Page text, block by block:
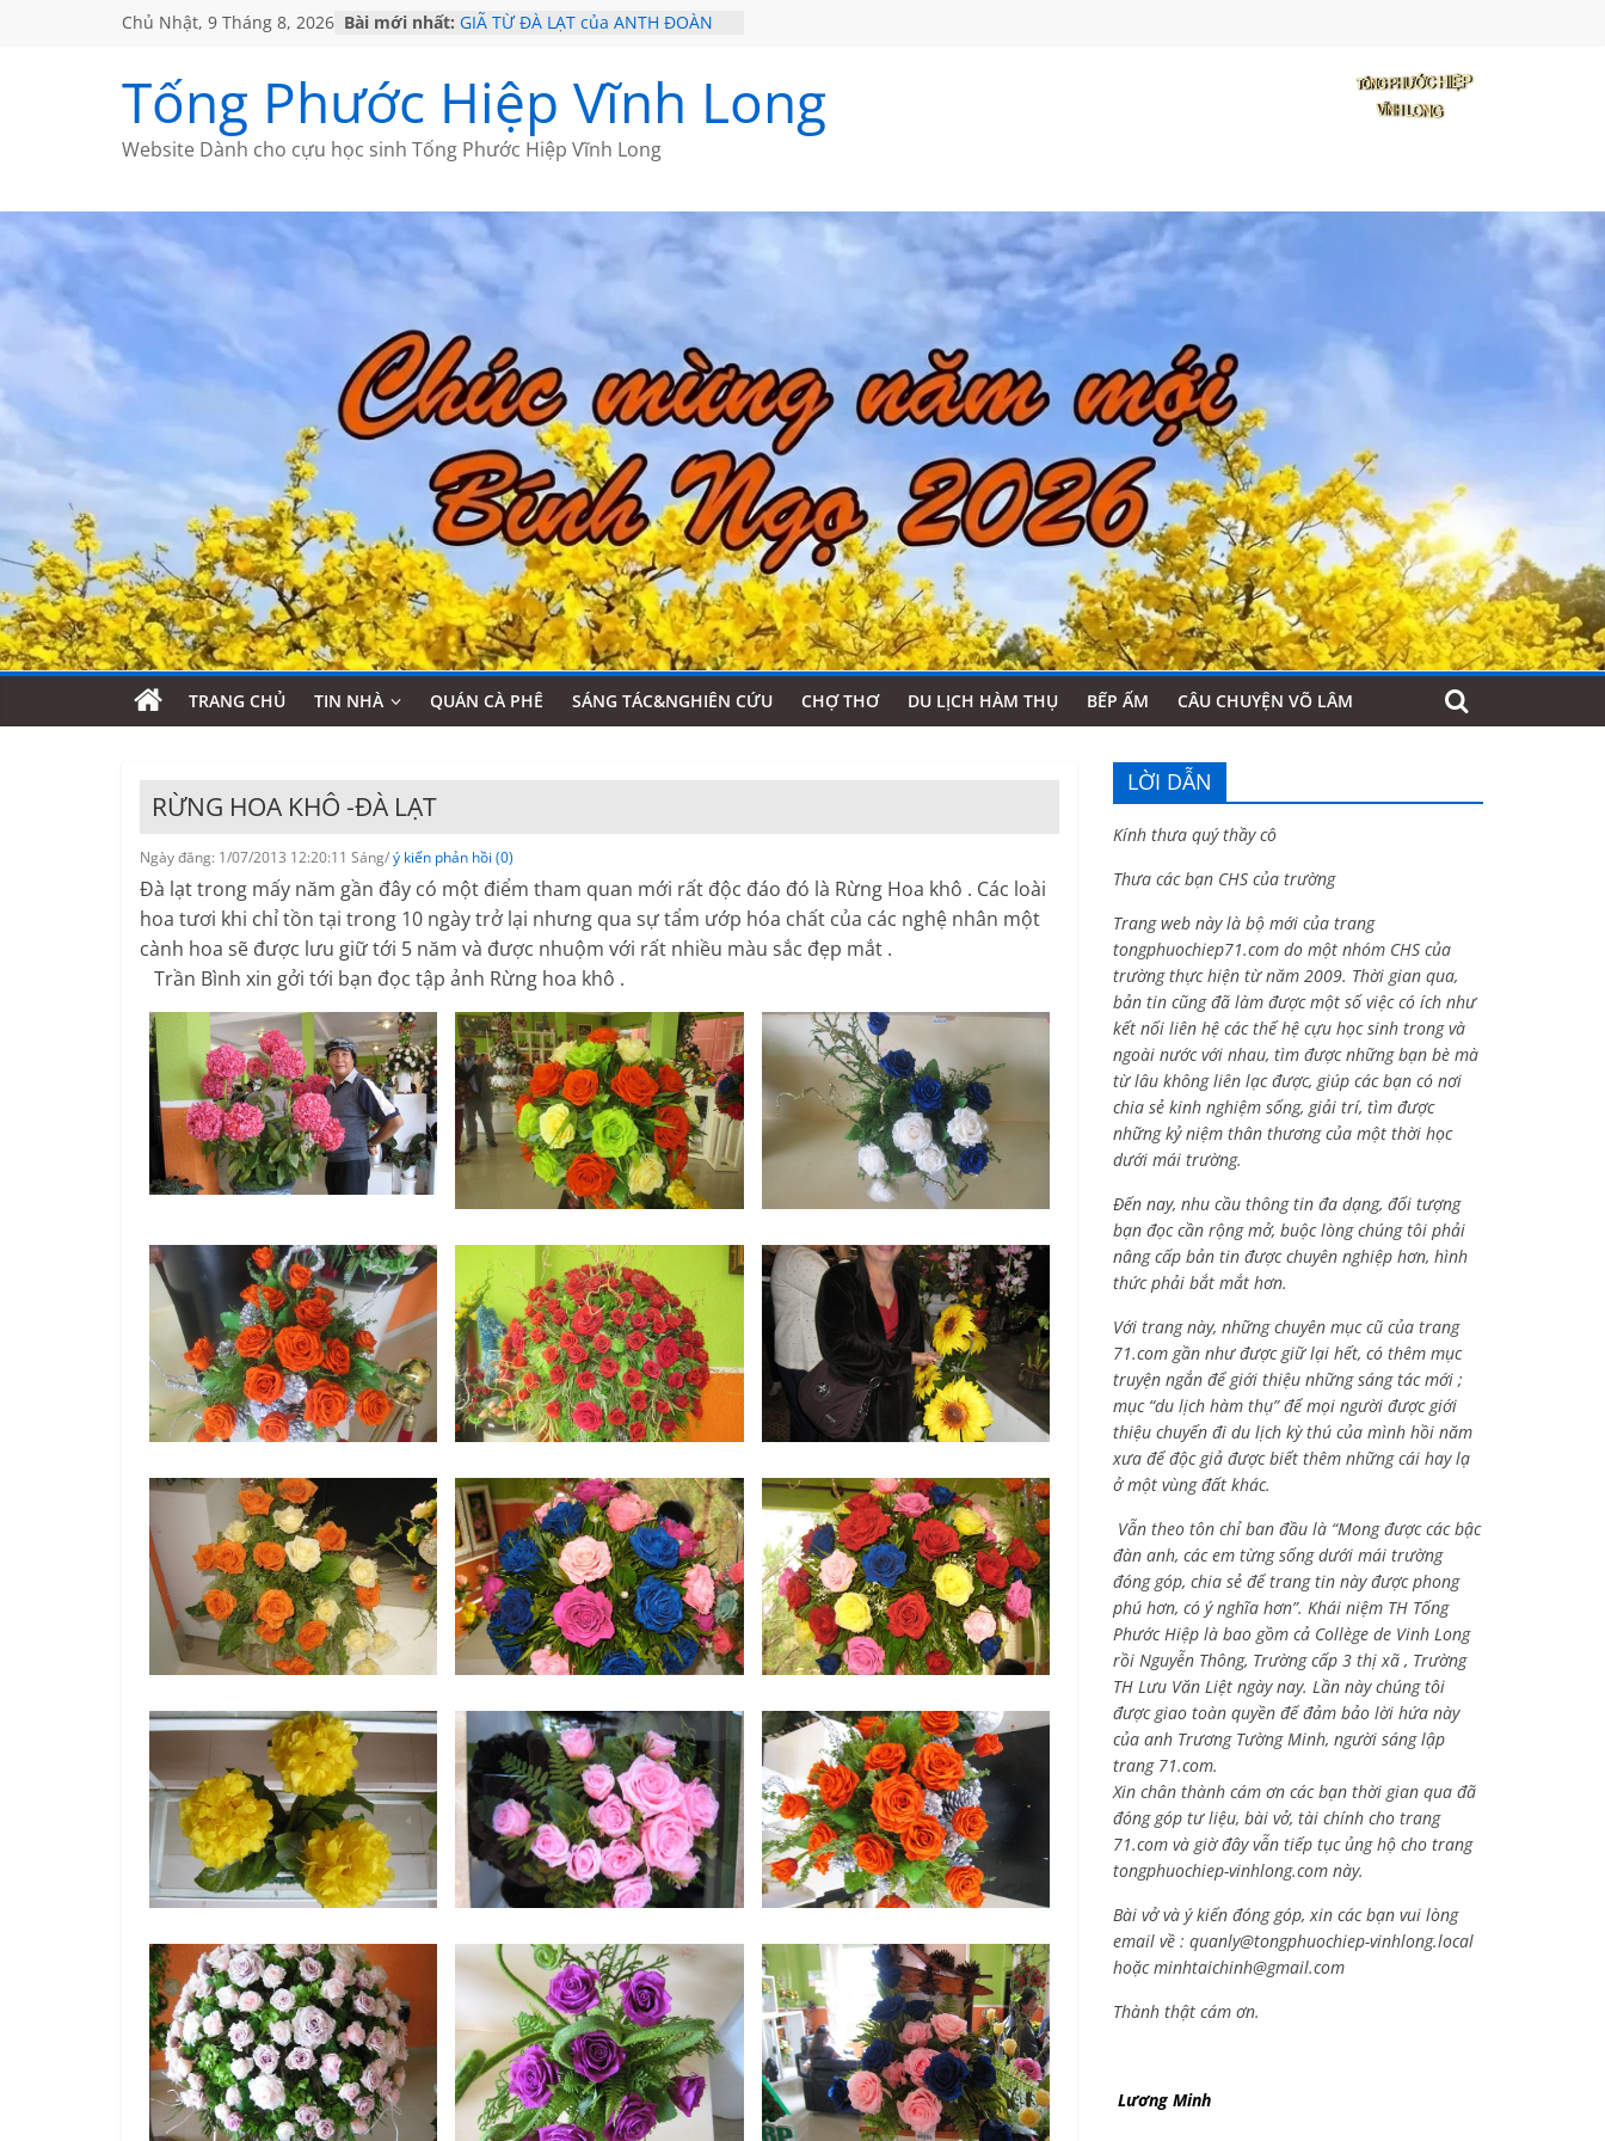
Chủ Nhật, 9 Tháng 8, 2026 Bài mới nhất: GIÃ TỪ ĐÀ LẠT của ANTH ĐOÀN
KHÔNG ĐỀ 19 CỦA THÁI LÃO
CHÙM THƠ CỦA BÍCH HÀ
Tống Phước Hiệp Vĩnh Long
Website Dành cho cựu học sinh Tống Phước Hiệp Vĩnh Long
TRANG CHỦ TIN NHÀ QUÁN CÀ PHÊ SÁNG TÁC&NGHIÊN CỨU CHỢ THƠ DU LỊCH HÀM THỤ BẾP ẤM CÂU CHUYỆN VÕ LÂM
RỪNG HOA KHÔ -ĐÀ LẠT
Ngày đăng: 1/07/2013 12:20:11 Sáng/ý kiến phản hồi (0)
Đà lạt trong mấy năm gần đây có một điểm tham quan mới rất độc đáo đó là Rừng Hoa khô . Các loài
hoa tươi khi chỉ tồn tại trong 10 ngày trở lại nhưng qua sự tẩm ướp hóa chất của các nghệ nhân một
cành hoa sẽ được lưu giữ tới 5 năm và được nhuộm với rất nhiều màu sắc đẹp mắt .
Trần Bình xin gởi tới bạn đọc tập ảnh Rừng hoa khô .
LỜI DẪN
Kính thưa quý thầy cô
Thưa các bạn CHS của trường
Trang web này là bộ mới của trang
tongphuochiep71.com do một nhóm CHS của
trường thực hiện từ năm 2009. Thời gian qua,
bản tin cũng đã làm được một số việc có ích như
kết nối liên hệ các thế hệ cựu học sinh trong và
ngoài nước với nhau, tìm được những bạn bè mà
từ lâu không liên lạc được, giúp các bạn có nơi
chia sẻ kinh nghiệm sống, giải trí, tìm được
những kỷ niệm thân thương của một thời học
dưới mái trường.
Đến nay, nhu cầu thông tin đa dạng, đối tượng
bạn đọc cần rộng mở, buộc lòng chúng tôi phải
nâng cấp bản tin được chuyên nghiệp hơn, hình
thức phải bắt mắt hơn.
Với trang này, những chuyên mục cũ của trang
71.com gần như được giữ lại hết, có thêm mục
truyện ngắn để giới thiệu những sáng tác mới ;
mục “du lịch hàm thụ” để mọi người được giới
thiệu chuyến đi du lịch kỳ thú của mình hồi năm
xưa để độc giả được biết thêm những cái hay lạ
ở một vùng đất khác.
Vẫn theo tôn chỉ ban đầu là “Mong được các bậc
đàn anh, các em từng sống dưới mái trường
đóng góp, chia sẻ để trang tin này được phong
phú hơn, có ý nghĩa hơn”. Khái niệm TH Tống
Phước Hiệp là bao gồm cả Collège de Vinh Long
rồi Nguyễn Thông, Trường cấp 3 thị xã , Trường
TH Lưu Văn Liệt ngày nay. Lần này chúng tôi
được giao toàn quyền để đảm bảo lời hứa này
của anh Trương Tường Minh, người sáng lập
trang 71.com.
Xin chân thành cám ơn các bạn thời gian qua đã
đóng góp tư liệu, bài vở, tài chính cho trang
71.com và giờ đây vẫn tiếp tục ủng hộ cho trang
tongphuochiep-vinhlong.com này.
Bài vở và ý kiến đóng góp, xin các bạn vui lòng
email về : quanly@tongphuochiep-vinhlong.local
hoặcminhtaichinh@gmail.com
Thành thật cám ơn.
Lương Minh